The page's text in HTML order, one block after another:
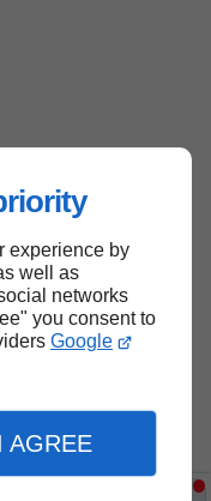
experience by
well as
networks
you consent to
Google
AGREE